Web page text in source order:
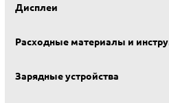
Дисплеи
Расходные материалы и
Зарядные устройства